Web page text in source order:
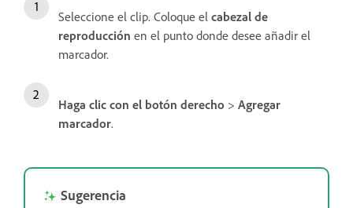
Seleccione el clip. Coloque el cabezal de
reproducción en el punto donde desee añadir el
marcador.
Haga clic con el botón derecho > Agregar
marcador.
Sugerencia